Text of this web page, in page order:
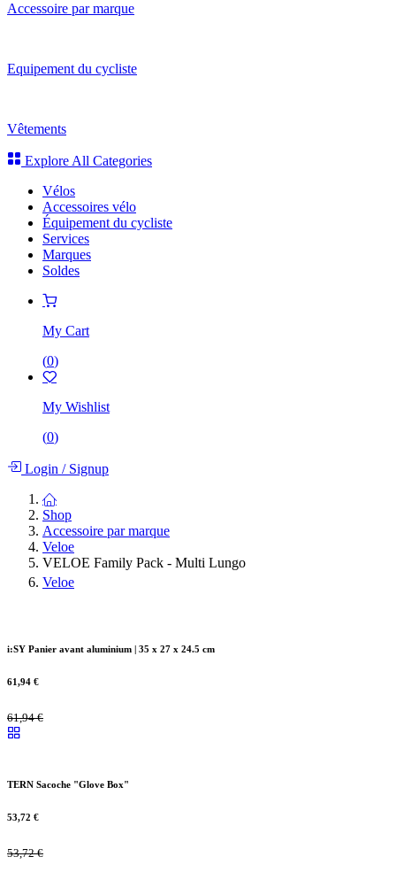
Accessoire par marque
Equipement du cycliste
Vêtements
Explore All Categories
Vélos
Accessoires vélo
Équipement du cycliste
Services
Marques
Soldes
My Cart
(0)
My Wishlist
(0)
Login /Signup
Shop
Accessoire par marque
Veloe
VELOE Family Pack - Multi Lungo
Veloe
i:SY Panier avant aluminium | 35 x 27 x 24.5 cm
61,94 €
61,94€
TERN Sacoche "Glove Box"
53,72 €
53,72€